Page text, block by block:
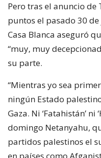
Pero tras el anuncio
puntos el pasado 30
Casa Blanca aseguró
“muy, muy
su parte.
“Mientras yo sea
ningún Estado
Gaza. Ni ‘Fatahistán’
domingo Netanyahu,
partidos palestinos el